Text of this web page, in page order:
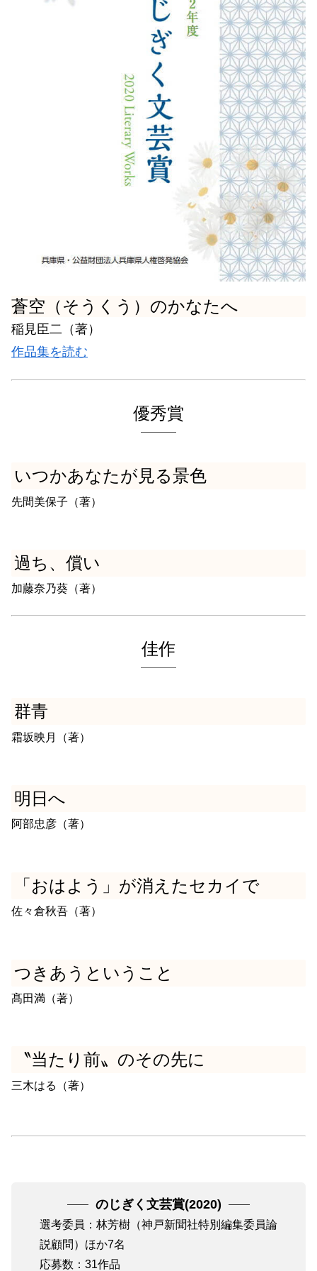
蒼空（そうくう）のかなたへ
稲見臣二（著）
作品集を読む
優秀賞
いつかあなたが見る景色
先間美保子（著）
過ち、償い
加藤奈乃葵（著）
佳作
群青
霜坂映月（著）
明日へ
阿部忠彦（著）
「おはよう」が消えたセカイで
佐々倉秋吾（著）
つきあうということ
髙田満（著）
〝当たり前〟のその先に
三木はる（著）
のじぎく文芸賞(2020)
選考委員：林芳樹（神戸新聞社特別編集委員論
説顧問）ほか7名
応募数：31作品